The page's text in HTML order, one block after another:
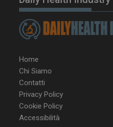
Home
Chi Siamo
Contatti
Privacy Policy
Cookie Policy
Accessibilità
NOME
__Secure-ROLLOUT_TOKEN